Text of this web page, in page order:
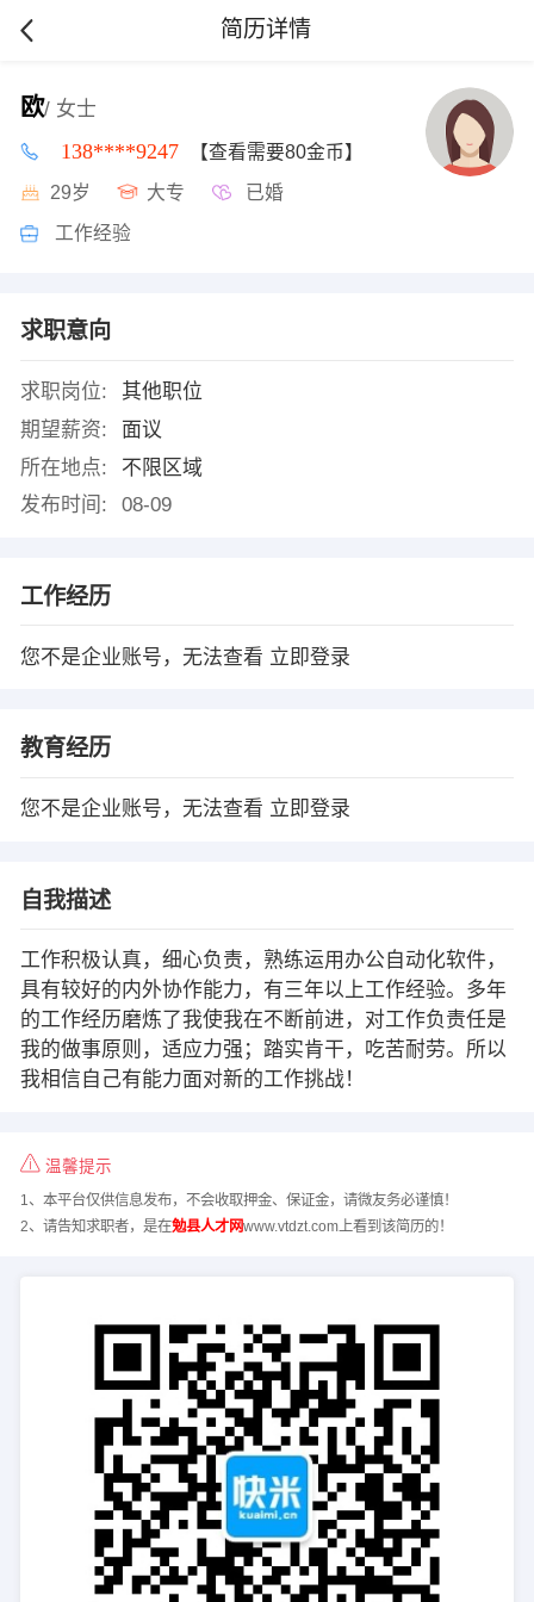
简历详情
欧/ 女士
138****9247 【查看需要80金币】
29岁 大专 已婚
工作经验
求职意向
求职岗位:
其他职位
期望薪资:
面议
所在地点:
不限区域
发布时间:
08-09
工作经历
您不是企业账号，无法查看 立即登录
教育经历
您不是企业账号，无法查看 立即登录
自我描述
工作积极认真，细心负责，熟练运用办公自动化软件，
具有较好的内外协作能力，有三年以上工作经验。多年
的工作经历磨炼了我使我在不断前进，对工作负责任是
我的做事原则，适应力强；踏实肯干，吃苦耐劳。所以
我相信自己有能力面对新的工作挑战！
温馨提示
1、本平台仅供信息发布，不会收取押金、保证金，请微友务必谨慎！
2、请告知求职者，是在勉县人才网www.vtdzt.com上看到该简历的！